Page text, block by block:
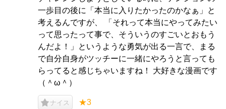
一歩目の後に「本当に入りたかったのかなぁ」と
考えるんですが、 「それって本当にやってみたい
って思ったって事で、そういうのすごいとおもう
んだよ！」というような勇気が出る一言で、まる
で自分自身がツッチーに一緒にやろうと言っても
らってると感じちゃいますね！ 大好きな漫画です
（＾ω＾）
ナイス ★3